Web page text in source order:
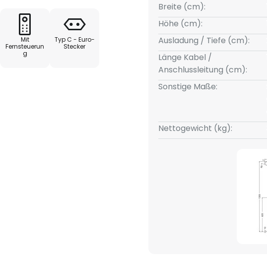
eine langlebige und
Lichtfarbe.
eine komfortable
kann.
Mit
Fernsteuerun
g
Typ C - Euro-
Stecker
Breite (cm):
Höhe (cm):
Ausladung / Tiefe (cm):
Länge Kabel /
Anschlussleitung (cm):
Sonstige Maße:
Nettogewicht (kg):